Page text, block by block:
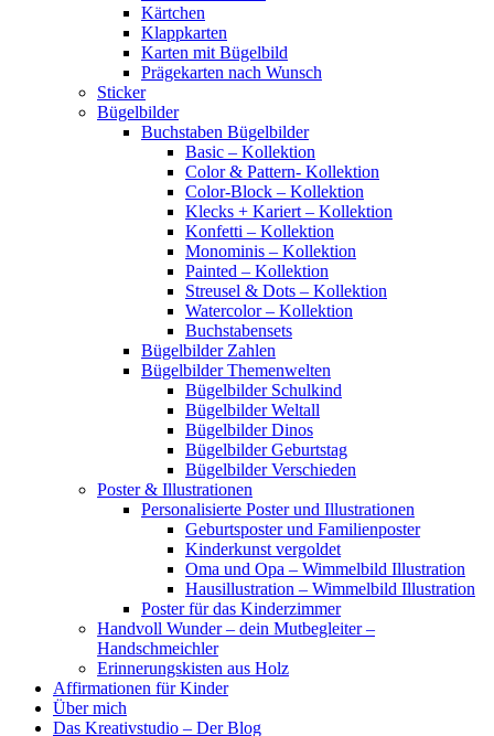
Kärtchen
Klappkarten
Karten mit Bügelbild
Prägekarten nach Wunsch
Sticker
Bügelbilder
Buchstaben Bügelbilder
Basic – Kollektion
Color & Pattern- Kollektion
Color-Block – Kollektion
Klecks + Kariert – Kollektion
Konfetti – Kollektion
Monominis – Kollektion
Painted – Kollektion
Streusel & Dots – Kollektion
Watercolor – Kollektion
Buchstabensets
Bügelbilder Zahlen
Bügelbilder Themenwelten
Bügelbilder Schulkind
Bügelbilder Weltall
Bügelbilder Dinos
Bügelbilder Geburtstag
Bügelbilder Verschieden
Poster & Illustrationen
Personalisierte Poster und Illustrationen
Geburtsposter und Familienposter
Kinderkunst vergoldet
Oma und Opa – Wimmelbild Illustration
Hausillustration – Wimmelbild Illustration
Poster für das Kinderzimmer
Handvoll Wunder – dein Mutbegleiter –
Handschmeichler
Erinnerungskisten aus Holz
Affirmationen für Kinder
Über mich
Das Kreativstudio – Der Blog